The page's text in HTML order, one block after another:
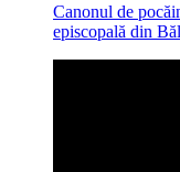
Canonul de
episcopală din